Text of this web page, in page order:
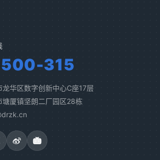
315
华区数字创新中心C座17层
塘厦镇坚朗二厂园区28栋